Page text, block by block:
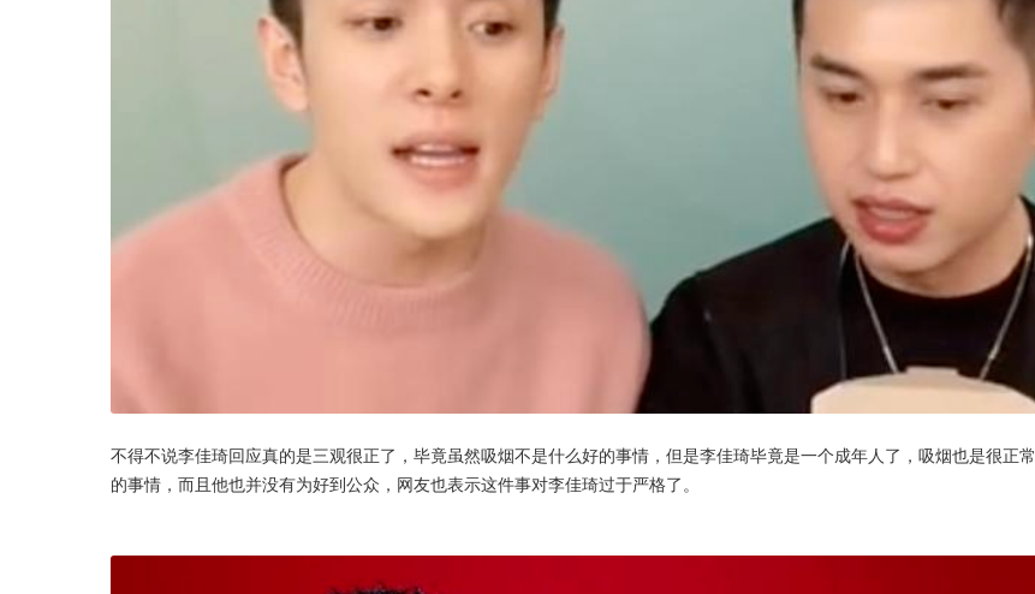
不得不说李佳琦回应真的是三观很正了，毕竟虽然吸烟不是什么好的事情，但是李佳琦毕竟是一个成年人了，吸烟也是很正常
的事情，而且他也并没有为好到公众，网友也表示这件事对李佳琦过于严格了。